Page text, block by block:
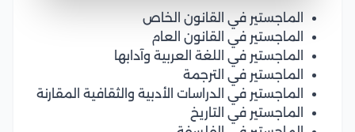
الماجستير في القانون الخاص
الماجستير في القانون العام
الماجستير في اللغة العربية وآدابها
الماجستير في الترجمة
الماجستير في الدراسات الأدبية والثقافية المقارنة
الماجستير في التاريخ